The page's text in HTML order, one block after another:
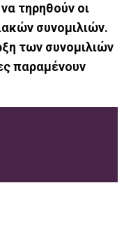
τηρηθούν οι
συνομιλιών.
των συνομιλιών
παραμένουν